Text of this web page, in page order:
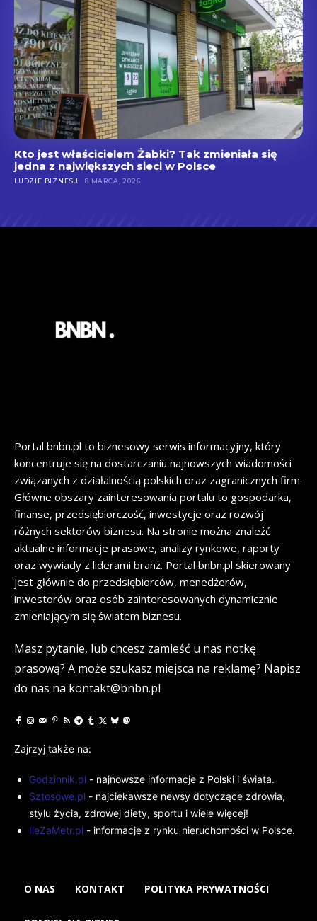
Kto jest właścicielem Żabki? Tak zmieniała się
jedna z największych sieci w Polsce
LUDZIE BIZNESU 8 MARCA, 2026
Portal bnbn.pl to biznesowy serwis informacyjny, który
koncentruje się na dostarczaniu najnowszych wiadomości
związanych z działalnością polskich oraz zagranicznych firm.
Główne obszary zainteresowania portalu to gospodarka,
finanse, przedsiębiorczość, inwestycje oraz rozwój
różnych sektorów biznesu. Na stronie można znaleźć
aktualne informacje prasowe, analizy rynkowe, raporty
oraz wywiady z liderami branż. Portal bnbn.pl skierowany
jest głównie do przedsiębiorców, menedżerów,
inwestorów oraz osób zainteresowanych dynamicznie
zmieniającym się światem biznesu.
Masz pytanie, lub chcesz zamieść u nas notkę
prasową? A może szukasz miejsca na reklamę? Napisz
do nas na kontakt@bnbn.pl
Zajrzyj także na:
Godzinnik.pl - najnowsze informacje z Polski i świata.
Sztosowe.pl - najciekawsze newsy dotyczące zdrowia,
stylu życia, zdrowej diety, sportu i wiele więcej!
IleZaMetr.pl - informacje z rynku nieruchomości w Polsce.
O NAS KONTAKT POLITYKA PRYWATNOŚCI